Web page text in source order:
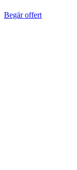
Begär offert